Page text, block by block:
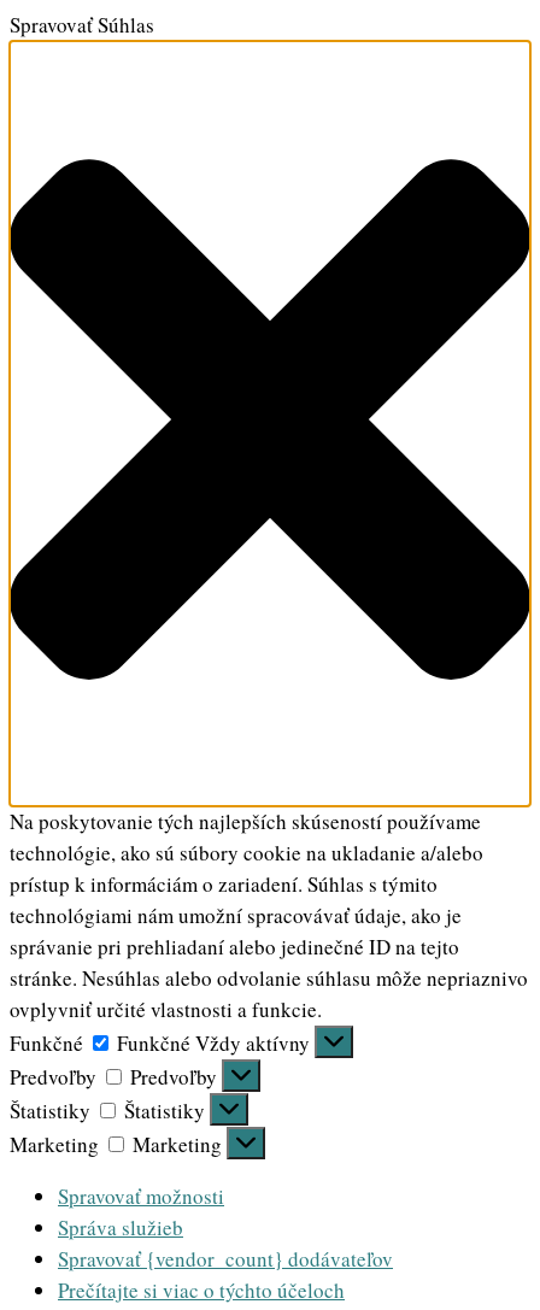
Spravovať Súhlas
Na poskytovanie tých najlepších skúseností používame
technológie, ako sú súbory cookie na ukladanie a/alebo
prístup k informáciám o zariadení. Súhlas s týmito
technológiami nám umožní spracovávať údaje, ako je
správanie pri prehliadaní alebo jedinečné ID na tejto
stránke. Nesúhlas alebo odvolanie súhlasu môže nepriaznivo
ovplyvniť určité vlastnosti a funkcie.
Funkčné
Funkčné Vždy aktívny
Predvoľby
Predvoľby
Štatistiky
Štatistiky
Marketing
Marketing
Spravovať možnosti
Správa služieb
Spravovať {vendor_count} dodávateľov
Prečítajte si viac o týchto účeloch